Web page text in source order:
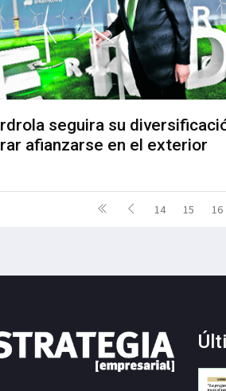
seguira su
afianzarse en el exterior
14 15 16